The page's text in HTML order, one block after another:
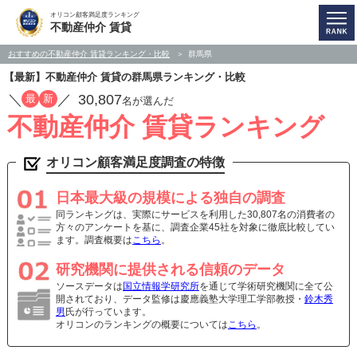
オリコン顧客満足度ランキング
不動産仲介 賃貸
おすすめの不動産仲介 賃貸ランキング・比較 群馬県
【最新】不動産仲介 賃貸の群馬県ランキング・比較
／ 最 新 ／ 30,807名が選んだ
不動産仲介 賃貸ランキング
オリコン顧客満足度調査の特徴
日本最大級の規模による独自の調査
同ランキングは、実際にサービスを利用した30,807名の消費者の
方々のアンケートを基に、調査企業45社を対象に徹底比較してい
ます。調査概要はこちら 。
研究機関に提供される信頼のデータ
ソースデータは 国立情報学研究所を通じて学術研究機関に全て公
開されており、データ監修は慶應義塾大学理工学部教授・ 鈴木秀
男 氏が行っています。
オリコンのランキングの概要についてはこちら 。